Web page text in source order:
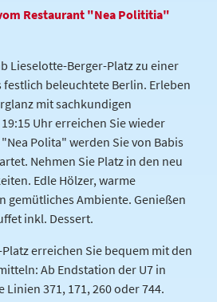
Restaurant "Nea Polititia"
Lieselotte-Berger-Platz zu einer
beleuchtete Berlin. Erleben
mit sachkundigen
Uhr erreichen Sie wieder
Polita" werden Sie von Babis
Nehmen Sie Platz in den neu
Edle Hölzer, warme
gemütliches Ambiente. Genießen
inkl. Dessert.
erreichen Sie bequem mit den
Ab Endstation der U7 in
Linien 371, 171, 260 oder 744.